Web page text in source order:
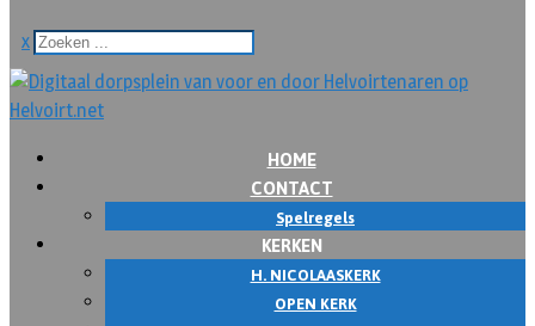
x
HOME
CONTACT
Spelregels
KERKEN
H. NICOLAASKERK
OPEN KERK